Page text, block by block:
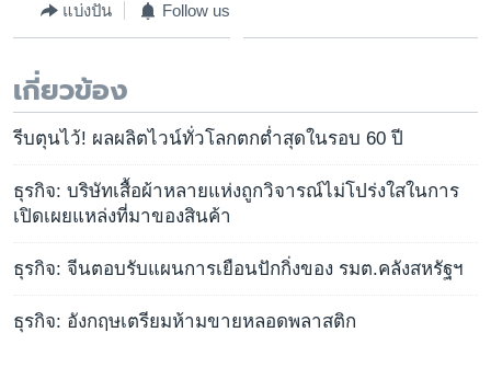
แบ่งปัน Follow us
เกี่ยวข้อง
รีบตุนไว้! ผลผลิตไวน์ทั่วโลกตกต่ำสุดในรอบ 60 ปี
ธุรกิจ: บริษัทเสื้อผ้าหลายแห่งถูกวิจารณ์ไม่โปร่งใสในการ
เปิดเผยแหล่งที่มาของสินค้า
ธุรกิจ: จีนตอบรับแผนการเยือนปักกิ่งของ รมต.คลังสหรัฐฯ
ธุรกิจ: อังกฤษเตรียมห้ามขายหลอดพลาสติก